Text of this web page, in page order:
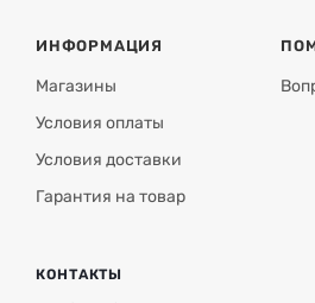
ИНФОРМАЦИЯ
Магазины
Условия оплаты
Условия доставки
Гарантия на товар
КОНТАКТЫ